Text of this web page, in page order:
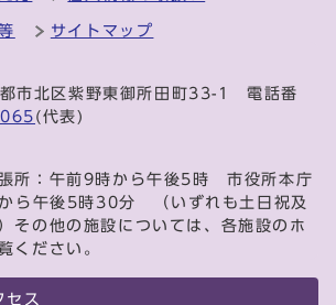
サイトマップ
北区紫野東御所田町33-1 電話番
(代表)
所：午前9時から午後5時 市役所本庁
ら午後5時30分 （いずれも土日祝及
その他の施設については、各施設のホ
ください。
セス